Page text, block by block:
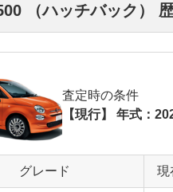
（ハッチバック）
査定時の条件
【現行】 年式：
グレード 現